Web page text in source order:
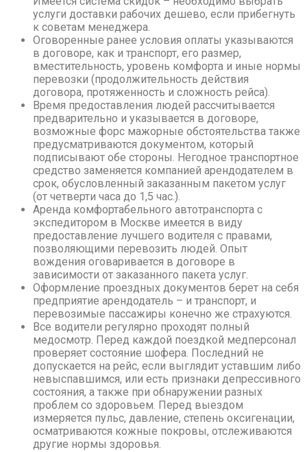
услуги доставки рабочих дешево, если прибегнуть
к советам менеджера.
Оговоренные ранее условия оплаты указываются
в договоре, как и транспорт, его размер,
вместительность, уровень комфорта и иные нормы
перевозки (продолжительность действия
договора, протяженность и сложность рейса).
Время предоставления людей рассчитывается
предварительно и указывается в договоре,
возможные форс мажорные обстоятельства также
предусматриваются документом, который
подписывают обе стороны. Негодное транспортное
средство заменяется компанией арендодателем в
срок, обусловленный заказанным пакетом услуг
(от четверти часа до 1,5 час.).
Аренда комфортабельного автотранспорта с
экспедитором в Москве имеется в виду
предоставление лучшего водителя с правами,
позволяющими перевозить людей. Опыт
вождения оговаривается в договоре в
зависимости от заказанного пакета услуг.
Оформление проездных документов берет на себя
предприятие арендодатель – и транспорт, и
перевозимые пассажиры конечно же страхуются.
Все водители регулярно проходят полный
медосмотр. Перед каждой поездкой медперсонал
проверяет состояние шофера. Последний не
допускается на рейс, если выглядит уставшим либо
невыспавшимся, или есть признаки депрессивного
состояния, а также при обнаружении разных
проблем со здоровьем. Перед выездом
измеряется пульс, давление, степень оксигенации,
осматриваются кожные покровы, отслеживаются
другие нормы здоровья.